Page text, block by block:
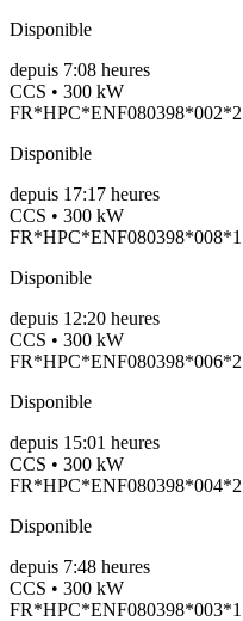
Disponible
depuis 7:08 heures
CCS • 300 kW
FR*HPC*ENF080398*002*2
Disponible
depuis 17:17 heures
CCS • 300 kW
FR*HPC*ENF080398*008*1
Disponible
depuis 12:20 heures
CCS • 300 kW
FR*HPC*ENF080398*006*2
Disponible
depuis 15:01 heures
CCS • 300 kW
FR*HPC*ENF080398*004*2
Disponible
depuis 7:48 heures
CCS • 300 kW
FR*HPC*ENF080398*003*1